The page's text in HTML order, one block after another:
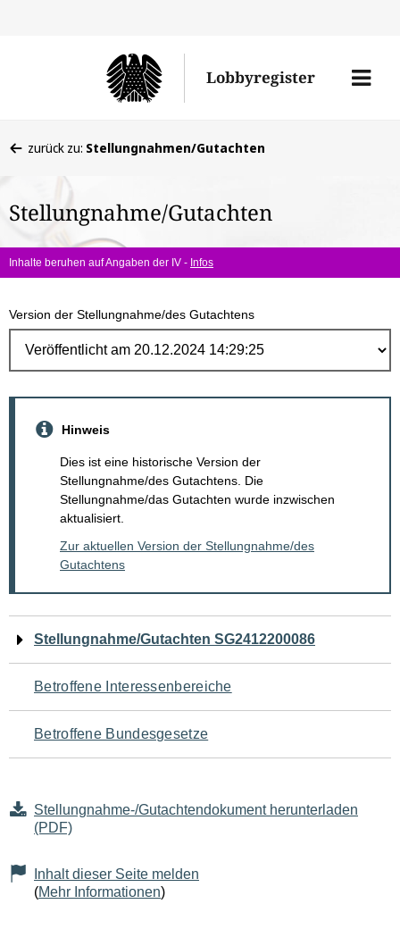
Lobbyregister
Menü
befinden
hier:
zurück zu: Stellungnahmen/Gutachten
Stellungnahme/Gutachten
Inhalte beruhen auf Angaben der IV - Infos
Version der Stellungnahme/des Gutachtens
Hinweis
Dies ist eine historische Version der
Stellungnahme/des Gutachtens. Die
Stellungnahme/das Gutachten wurde inzwischen
aktualisiert.
Zur aktuellen Version der Stellungnahme/des
Gutachtens
Navigation
für
den
Seiteninhalt
Stellungnahme/Gutachten SG2412200086
Betroffene Interessenbereiche
Betroffene Bundesgesetze
Stellungnahme-/Gutachtendokument herunterladen
(PDF)
Inhalt dieser Seite melden
(Mehr Informationen)